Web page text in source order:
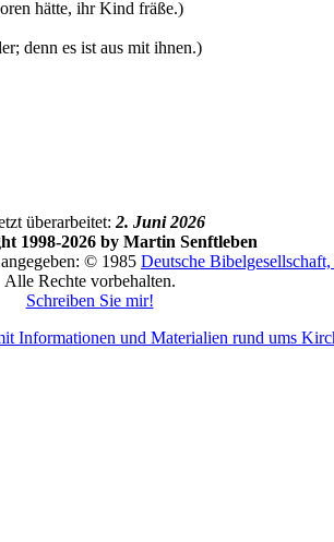
hätte, ihr Kind fräße.)
denn es ist aus mit ihnen.)
überarbeitet: 2. Juni 2026
1998-2026 by Martin Senftleben
© 1985 Deutsche
Alle Rechte vorbehalten.
Schreiben Sie mir!
Informationen und Materialien rund ums